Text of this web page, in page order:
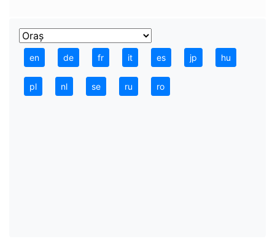
en de fr it es jp hu
pl nl se ru ro